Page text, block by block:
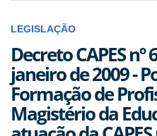
LEGISLAÇÃO
Decreto CAPES nº
janeiro de 2009 -
Formação de
Magistério da